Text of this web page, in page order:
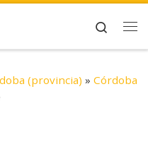
Search
(provincia) » Córdoba